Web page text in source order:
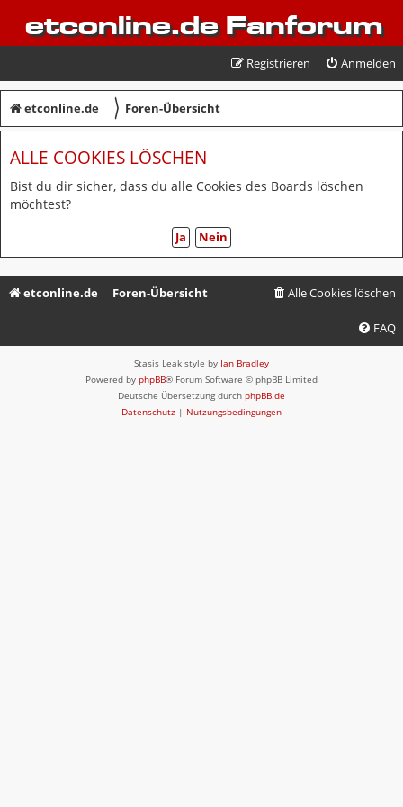
etconline.de Fanforum
Anmelden
Registrieren
etconline.de 〉 Foren-Übersicht
ALLE COOKIES LÖSCHEN
Bist du dir sicher, dass du alle Cookies des Boards löschen
möchtest?
etconline.de Foren-Übersicht Alle Cookies löschen
FAQ
Stasis Leak style by Ian Bradley
Powered by phpBB® Forum Software © phpBB Limited
Deutsche Übersetzung durch phpBB.de
Datenschutz | Nutzungsbedingungen